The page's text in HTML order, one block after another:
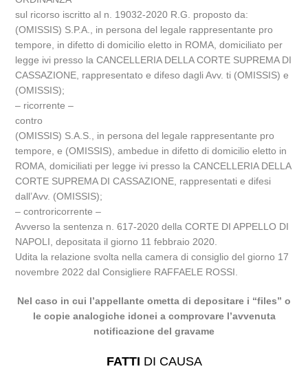
sul ricorso iscritto al n. 19032-2020 R.G. proposto da:
(OMISSIS) S.P.A., in persona del legale rappresentante pro
tempore, in difetto di domicilio eletto in ROMA, domiciliato per
legge ivi presso la CANCELLERIA DELLA CORTE SUPREMA DI
CASSAZIONE, rappresentato e difeso dagli Avv. ti (OMISSIS) e
(OMISSIS);
– ricorrente –
contro
(OMISSIS) S.A.S., in persona del legale rappresentante pro
tempore, e (OMISSIS), ambedue in difetto di domicilio eletto in
ROMA, domiciliati per legge ivi presso la CANCELLERIA DELLA
CORTE SUPREMA DI CASSAZIONE, rappresentati e difesi
dall’Avv. (OMISSIS);
– controricorrente –
Avverso la sentenza n. 617-2020 della CORTE DI APPELLO DI
NAPOLI, depositata il giorno 11 febbraio 2020.
Udita la relazione svolta nella camera di consiglio del giorno 17
novembre 2022 dal Consigliere RAFFAELE ROSSI.
Nel caso in cui l’appellante ometta di depositare i “files” o
le copie analogiche idonei a comprovare l’avvenuta
notificazione del gravame
FATTI DI CAUSA